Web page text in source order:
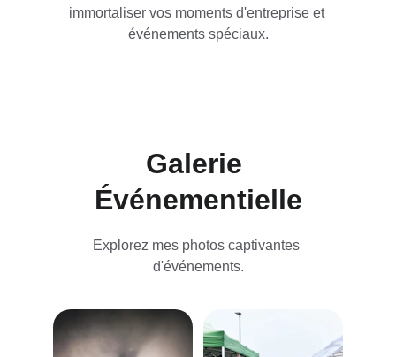
immortaliser vos moments d'entreprise et
événements spéciaux.
Galerie
Événementielle
Explorez mes photos captivantes
d'événements.